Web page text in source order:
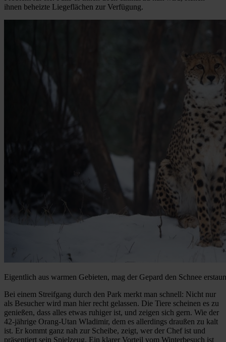
ihnen beheizte Liegeflächen zur Verfügung.
Eigentlich aus warmen Gebieten, mag der Gepard den Schnee
Bei einem Streifgang durch den Park merkt man schnell: Nicht nur
als Besucher wird man hier recht gelassen. Die Tiere scheinen es zu
genießen, dass alles etwas ruhiger ist, und zeigen sich gern. Wie der
42-jährige Orang-Utan Wladimir, dem es allerdings draußen zu kalt
ist. Er kommt ganz nah zur Scheibe, zeigt, wer der Chef ist und
präsentiert sein Spielzeug. Ein klarer Vorteil vom Winterbesuch ist